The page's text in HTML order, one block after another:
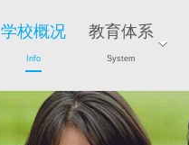
学校概况
Info
教育体系
System